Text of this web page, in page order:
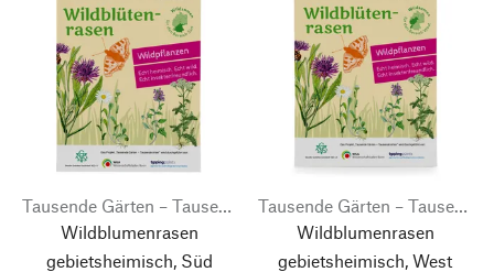
Tausende Gärten – Tausende Arten
Wildblumenrasen
gebietsheimisch, Süd
Tausende Gärten – Tausende Arten
Wildblumenrasen
gebietsheimisch, West